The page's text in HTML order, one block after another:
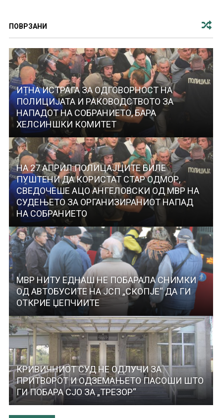
ПОВРЗАНИ
ИТНА ИСТРАГА ЗА ОДГОВОРНОСТ НА
ПОЛИЦИЈАТА И РАКОВОДСТВОТО ЗА
НАПАДОТ НА СОБРАНИЕТО, БАРА
ХЕЛСИНШКИ КОМИТЕТ
НА 27 АПРИЛ ПОЛИЦАЈЦИТЕ БИЛЕ
ПУШТЕНИ ДА КОРИСТАТ СТАР ОДМОР,
СВЕДОЧЕШЕ АЦО АНГЕЛОВСКИ ОД МВР НА
СУДЕЊЕТО ЗА ОРГАНИЗИРАНИОТ НАПАД
НА СОБРАНИЕТО
МВР НИТУ ЕДНАШ НЕ ПОБАРАЛА СНИМКИ
ОД АВТОБУСИТЕ НА ЈСП „СКОПЈЕ“ ДА ГИ
ОТКРИЕ ЏЕПЧИИТЕ
КРИВИЧНИОТ СУД НЕ ОДЛУЧИ ЗА
ПРИТВОРОТ И ОДЗЕМАЊЕТО ПАСОШИ ШТО
ГИ ПОБАРА СЈО ЗА „ТРЕЗОР“